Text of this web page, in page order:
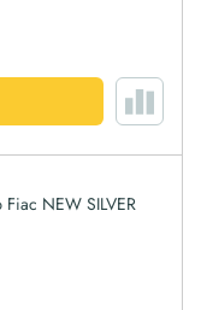
NEW SILVER